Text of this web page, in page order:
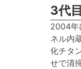
3代
2004年
ネル内
化チタ
せで清